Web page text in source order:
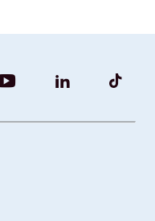
BMBFSFJ
YOUTUBE
BMFSFJ
LINKEDIN